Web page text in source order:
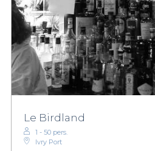
Le Birdland
1 - 50 pers.
Ivry Port